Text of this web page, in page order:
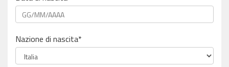
Nazione di nascita*